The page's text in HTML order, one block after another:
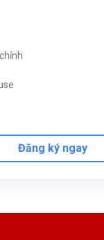
Đăng ký ngay